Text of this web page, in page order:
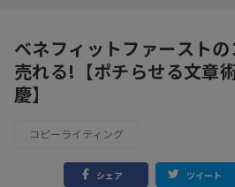
ベネフィットファースト
売れる!【ポチらせる文章
慶】
コピーライティング
シェア ツイート